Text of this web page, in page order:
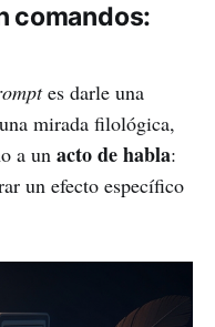
comandos:
es darle una
mirada filológica,
a un acto de habla:
un efecto específico